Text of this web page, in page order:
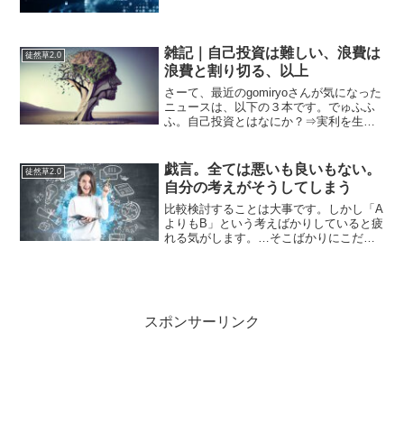
Primeで見る...
徒然草2.0
雑記｜自己投資は難しい、浪費は
浪費と割り切る、以上
さーて、最近のgomiryoさんが気になった
ニュースは、以下の３本です。でゅふふ
ふ。自己投資とはなにか？⇒実利を生む
宋世羅さんが動画でしていた。25歳くら
いで、この点に...
徒然草2.0
戯言。全ては悪いも良いもない。
自分の考えがそうしてしまう
比較検討することは大事です。しかし「A
よりもB」という考えばかりしていると疲
れる気がします。…そこばかりにこだわ
スポンサーリンク